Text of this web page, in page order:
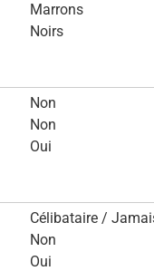
Marrons
Noirs
Non
Non
Oui
Célibataire /
Non
Oui